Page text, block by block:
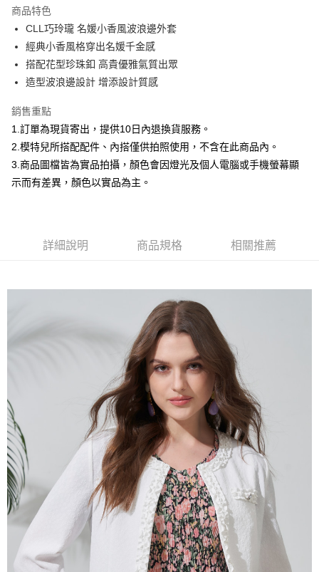
合作金庫商業銀行
華南商業銀行
彰化商業銀行
上海商業儲蓄銀行
國泰世華商業銀行
兆豐國際商業銀行
臺灣中小企業銀行
聯邦商業銀行
元大商業銀行
永豐商業銀行
台新國際商業銀行
中國信託商業銀行
台灣樂天信用卡公司
超商取貨付款
LINE Pay
Apple Pay
悠遊付
Google Pay
全盈+PAY
【大哥付你分期使用說明】
1.本服務由台灣大哥大提供，台灣大哥大用戶可立即使用無須另外申請。
成交易。
3.實際核准額度、可分期數及費用金額請依後續交易確認頁面所載為準。
4.訂單成立30分鐘內，如未前往確認交易或遇審核未通過，訂單將自動取
消。如遇「轉專審核」未通過狀況，表示未達大哥付你分期系統評分，恕無
1.分期款項不併入電信帳單，「大哥付你分期」於每月結算日後寄送繳費提
2.透過簡訊連結打開帳單後，可選擇「超商條碼／台灣大直營門市／銀行轉
帳／街口支付／iPASS MONEY」等通路繳費。
【注意事項】
1.本服務係由「台灣大哥大股份有限公司」（以下簡稱本公司）所提供，讓
用戶於交易時，得透過本服務購買商品或服務，並由商店將買賣／分期付款
買賣價金債權讓與本公司後，依約使用本公司帳單繳交帳款。
2.基於同意付款使用「大哥付你分期」之契約關係目的，商店將以您的個人
資料（包含姓名、電話或地址）提供予台灣大哥大進項蒐集、處理及利用，
由本公司與您本人進行分期帳單所需資料之確認、核對及更正。
3.完整用戶服務條款，請詳閱以下連結：https://oppay.tw/userRule
AFTEE先享後付
AFTEE先享後付是「在收到商品之後才付款」的支付方式。 讓您購物簡單
１．簡單：不需註冊會員、不需綁卡、不需儲值。
２．便利：只要手機號碼，簡訊認證，即可結帳。
３．安心：先確認商品／服務後，再付款。
【「AFTEE先享後付」結帳流程】
１．於結帳方式選擇「AFTEE先享後付」後，將跳轉至「AFTEE先享後付」
結帳頁面，進行簡訊認證並確認金額後，即可完成結帳。
２．訂單成立數日內，您將收到繳費通知簡訊。
３．收到繳費通知簡訊後14天內，點擊此簡訊中的連結，可透過四大超商／
ATM／網路銀行／等多元方式進行付款，方視為交易完成。
※ 請注意：結帳手續完成當下不需立刻繳費，但若您需要取消訂單，請聯絡
購買商品的店家。未經商家同意取消之訂單仍視為有效，需透過AFTEE先享
後付繳納相關費用。
※ 交易是否成功請以「AFTEE先享後付 」之結帳頁面顯示為準，若有關於
是否繳費成功／繳費後需取消欲退款等相關疑問，請聯繫「AFTEE先享後付
客戶支援中心」 https://netprotections.freshdesk.com/support/home
【注意事項】
１．透過由恩沛科技股份有限公司提供之「AFTEE先享後付」服務完成之交
易，需依本服務之必要範圍內提供個人資料，並將交易相關給付款項請求債
運送方式
每筆NT$120，滿NT$2,000(含以上)免運費
每筆NT$120，滿NT$2,000(含以上)免運費
宅配
每筆NT$120，滿NT$2,000(含以上)免運費
商品特色
CLL巧玲瓏 名媛小香風波浪邊外套
經典小香風格穿出名媛千金感
搭配花型珍珠釦 高貴優雅氣質出眾
造型波浪邊設計 增添設計質感
銷售重點
1.訂單為現貨寄出，提供10日內退換貨服務。
2.模特兒所搭配配件、內搭僅供拍照使用，不含在此商品內。
3.商品圖檔皆為實品拍攝，顏色會因燈光及個人電腦或手機螢幕顯
示而有差異，顏色以實品為主。
詳細說明 商品規格 相關推薦